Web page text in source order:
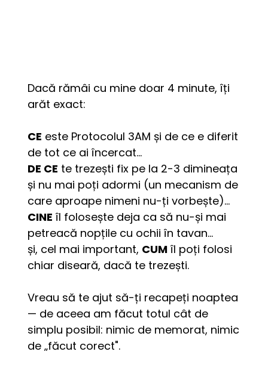
Dacă rămâi cu mine doar 4 minute, îți
arăt exact:
CE este Protocolul 3AM și de ce e diferit
de tot ce ai încercat…
DE CE te trezești fix pe la 2-3 dimineața
și nu mai poți adormi (un mecanism de
care aproape nimeni nu-ți vorbește)…
CINE îl folosește deja ca să nu-și mai
petreacă nopțile cu ochii în tavan…
și, cel mai important, CUM îl poți folosi
chiar diseară, dacă te trezești.
Vreau să te ajut să-ți recapeți noaptea
— de aceea am făcut totul cât de
simplu posibil: nimic de memorat, nimic
de „făcut corect".